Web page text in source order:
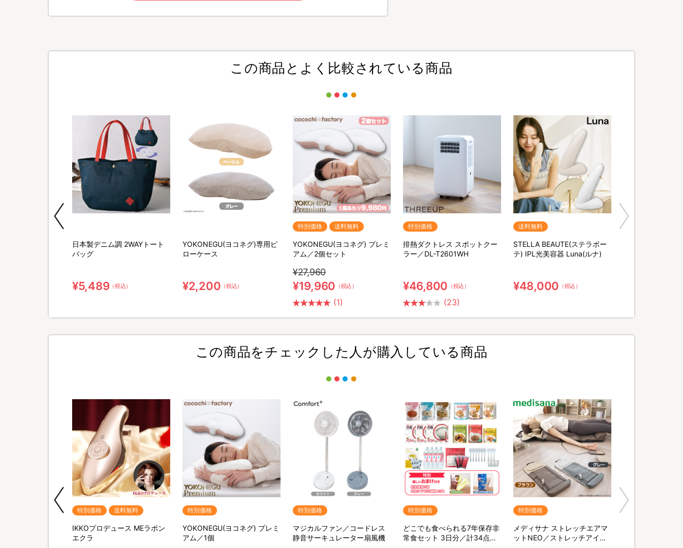
この商品とよく比較されている商品
日本製デニム調 2WAYトート
バッグ
¥5,489 （税込）
YOKONEGU(ヨコネグ)専用ピ
ローケース
¥2,200 （税込）
特別価格 送料無料
YOKONEGU(ヨコネグ) プレミ
アム／2個セット
¥27,960
¥19,960 （税込）
(1)
特別価格
排熱ダクトレス スポットクー
ラー／DL-T2601WH
¥46,800 （税込）
(23)
送料無料
STELLA BEAUTE(ステラボー
テ) IPL光美容器 Luna(ルナ)
¥48,000 （税込）
この商品をチェックした人が購入している商品
特別価格 送料無料
IKKOプロデュース MEラボン
エクラ
特別価格
YOKONEGU(ヨコネグ) プレミ
アム／1個
特別価格
マジカルファン／コードレス
静音サーキュレーター扇風機
特別価格
どこでも食べられる7年保存非
常食セット 3日分／計34点セ
特別価格
メディサナ ストレッチエアマ
ットNEO／ストレッチアイテ